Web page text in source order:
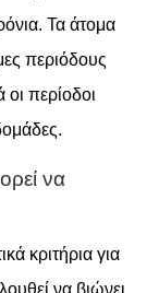
Τα άτομα
περιόδους
περίοδοι
να
κριτήρια για
να βιώνει